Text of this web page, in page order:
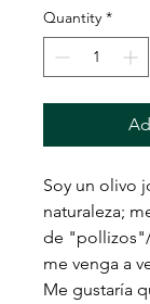
Quantity *
Soy un olivo
naturaleza;
de
me venga a
Me gustaría